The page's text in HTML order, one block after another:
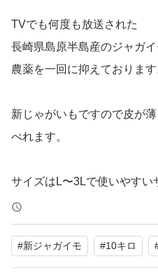
TVでも何度も放送された
長崎県島原半島産のジャガイ
農薬を一回に抑えております
新じゃがいもですので皮が
べれます。
サイズはL〜3Lで使いやすい
手掘りで皮の剥けが少なく
ら詰めております。
味の方はリピートがついて
#新ジャガイモ #10キロ